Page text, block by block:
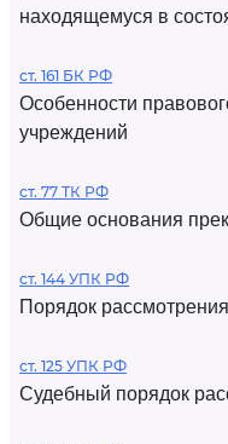
находящемуся в
ст. 161 БК РФ
Особенности
учреждений
ст. 77 ТК РФ
Общие основания
ст. 144 УПК РФ
Порядок
ст. 125 УПК РФ
Судебный порядок